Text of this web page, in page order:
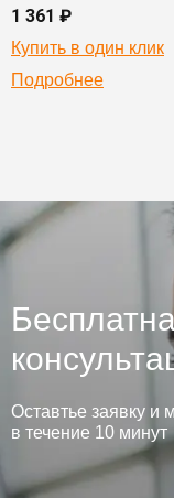
1 361 ₽
Купить в один клик
Подробнее
Оставтье заявку и
в течение 10 минут